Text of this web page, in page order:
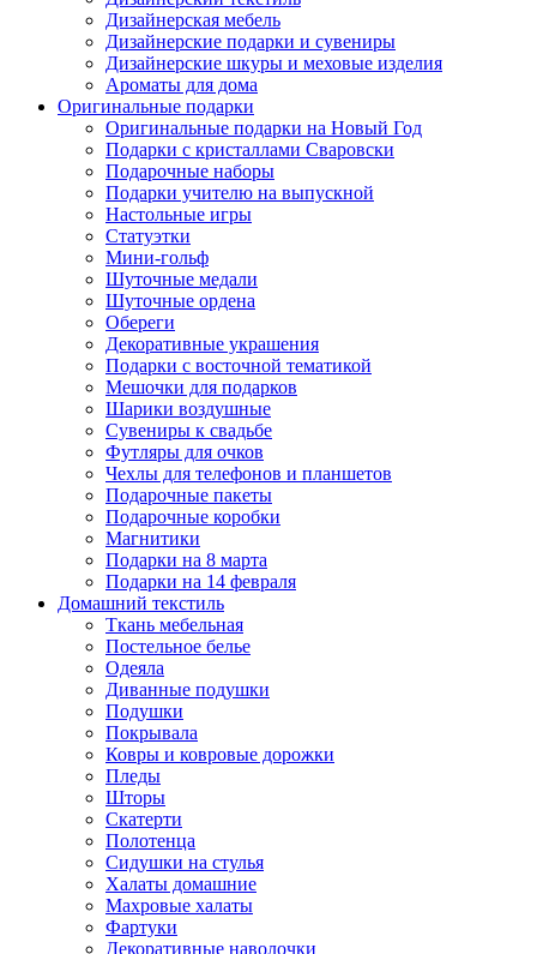
Дизайнерская мебель
Дизайнерские подарки и сувениры
Дизайнерские шкуры и меховые изделия
Ароматы для дома
Оригинальные подарки
Оригинальные подарки на Новый Год
Подарки с кристаллами Сваровски
Подарочные наборы
Подарки учителю на выпускной
Настольные игры
Статуэтки
Мини-гольф
Шуточные медали
Шуточные ордена
Обереги
Декоративные украшения
Подарки с восточной тематикой
Мешочки для подарков
Шарики воздушные
Сувениры к свадьбе
Футляры для очков
Чехлы для телефонов и планшетов
Подарочные пакеты
Подарочные коробки
Магнитики
Подарки на 8 марта
Подарки на 14 февраля
Домашний текстиль
Ткань мебельная
Постельное белье
Одеяла
Диванные подушки
Подушки
Покрывала
Ковры и ковровые дорожки
Пледы
Шторы
Скатерти
Полотенца
Сидушки на стулья
Халаты домашние
Махровые халаты
Фартуки
Декоративные наволочки